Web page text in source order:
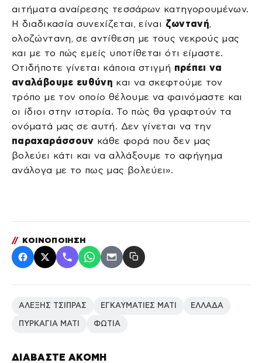
ΔΙΑΒΑΣΤΕ ΑΚΟΜΗ
αιτήματα αναίρεσης τεσσάρων κατηγορουμένων.
Η διαδικασία συνεχίζεται, είναι ζωντανή,
ολοζώντανη, σε αντίθεση με τους νεκρούς μας
και με το πώς εμείς υποτίθεται ότι είμαστε.
Οτιδήποτε γίνεται κάποια στιγμή πρέπει να
αναλάβουμε ευθύνη και να σκεφτούμε τον
τρόπο με τον οποίο θέλουμε να φαινόμαστε και
οι ίδιοι στην ιστορία. Το πώς θα γραφτούν τα
ονόματά μας σε αυτή. Δεν γίνεται να την
παραχαράσσουν κάθε φορά που δεν μας
βολεύει κάτι και να αλλάξουμε το αφήγημα
ανάλογα με το πως μας βολεύει».
// ΚΟΙΝΟΠΟΙΗΣΗ
ΑΛΕΞΗΣ ΤΣΙΠΡΑΣ ΕΓΚΑΥΜΑΤΙΕΣ ΜΑΤΙ ΕΛΛΑΔΑ
ΠΥΡΚΑΓΙΑ ΜΑΤΙ ΦΩΤΙΑ